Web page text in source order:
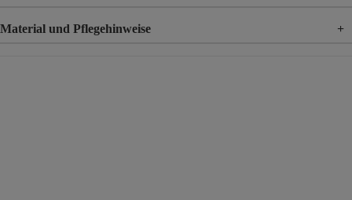
Material und Pflegehinweise +